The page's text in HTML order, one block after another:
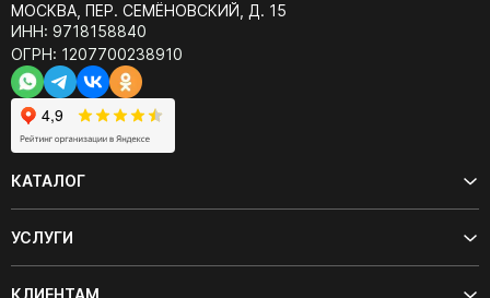
МОСКВА, ПЕР. СЕМЁНОВСКИЙ, Д. 15
ИНН: 9718158840
ОГРН: 1207700238910
КАТАЛОГ
УСЛУГИ